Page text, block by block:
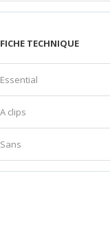
FICHE TECHNIQUE
Essential
A clips
Sans